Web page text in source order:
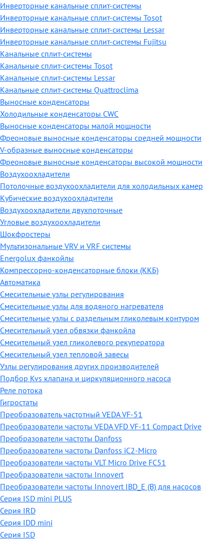
Инверторные канальные сплит-системы
Инверторные канальные сплит-системы Tosot
Инверторные канальные сплит-системы Lessar
Инверторные канальные сплит-системы Fujitsu
Канальные сплит-системы
Канальные сплит-системы Tosot
Канальные сплит-системы Lessar
Канальные сплит-системы Quattroclima
Выносные конденсаторы
Холодильные конденсаторы CWC
Выносные конденсаторы малой мощности
Фреоновые выносные конденсаторы средней мощности
V-образные выносные конденсаторы
Фреоновые выносные конденсаторы высокой мощности
Воздухоохладители
Потолочные воздухоохладители для холодильных камер
Кубические воздухоохладители
Воздухоохладители двухпоточные
Угловые воздухоохладители
Шокфростеры
Мультизональные VRV и VRF системы
Energolux фанкойлы
Компрессорно-конденсаторные блоки (ККБ)
Автоматика
Смесительные узлы регулирования
Смесительные узлы для водяного нагревателя
Смесительные узлы с раздельным гликолевым контуром
Смесительный узел обвязки фанкойла
Смесительный узел гликолевого рекуператора
Смесительный узел тепловой завесы
Узлы регулирования других производителей
Подбор Kvs клапана и циркуляционного насоса
Реле потока
Гигростаты
Преобразователь частотный VEDA VF-51
Преобразователи частоты VEDA VFD VF-11 Compact Drive
Преобразователи частоты Danfoss
Преобразователи частоты Danfoss iC2-Micro
Преобразователи частоты VLT Micro Drive FC51
Преобразователи частоты Innovert
Преобразователи частоты Innovert IBD_E (B) для насосов
Серия ISD mini PLUS
Серия IRD
Серия IDD mini
Серия ISD